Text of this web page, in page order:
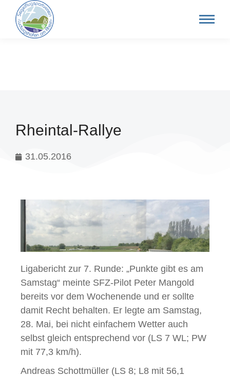
Rheintal-Rallye
31.05.2016
Ligabericht zur 7. Runde: „Punkte gibt es am
Samstag“ meinte SFZ-Pilot Peter Mangold
bereits vor dem Wochenende und er sollte
damit Recht behalten. Er legte am Samstag,
28. Mai, bei nicht einfachem Wetter auch
selbst gleich entsprechend vor (LS 7 WL; PW
mit 77,3 km/h).
Andreas Schottmüller (LS 8; L8 mit 56,1